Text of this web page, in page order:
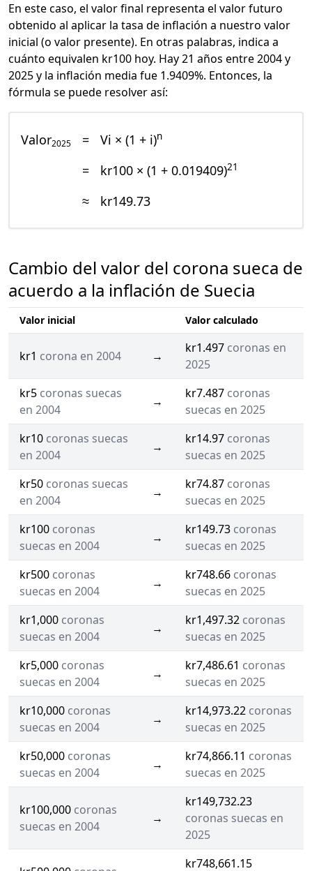
En este caso, el valor final representa el valor futuro
obtenido al aplicar la tasa de inflación a nuestro valor
inicial (o valor presente). En otras palabras, indica a
cuánto equivalen kr100 hoy. Hay 21 años entre 2004 y
2025 y la inflación media fue 1.9409%. Entonces, la
fórmula se puede resolver así:
Valor2025 = Vi × (1 + i)n
= kr100 × (1 + 0.019409)21
≈ kr149.73
Cambio del valor del corona sueca de
acuerdo a la inflación de Suecia
Valor inicial Valor calculado
kr1 corona en 2004 →
kr1.497 coronas en
2025
kr5 coronas suecas
en 2004
→
kr7.487 coronas
suecas en 2025
kr10 coronas suecas
en 2004
→
kr14.97 coronas
suecas en 2025
kr50 coronas suecas
en 2004
→
kr74.87 coronas
suecas en 2025
kr100 coronas
suecas en 2004
→
kr149.73 coronas
suecas en 2025
kr500 coronas
suecas en 2004
→
kr748.66 coronas
suecas en 2025
kr1,000 coronas
suecas en 2004
→
kr1,497.32 coronas
suecas en 2025
kr5,000 coronas
suecas en 2004
→
kr7,486.61 coronas
suecas en 2025
kr10,000 coronas
suecas en 2004
→
kr14,973.22 coronas
suecas en 2025
kr50,000 coronas
suecas en 2004
→
kr74,866.11 coronas
suecas en 2025
kr100,000 coronas
suecas en 2004
→
kr149,732.23
coronas suecas en
2025
kr748,661.15